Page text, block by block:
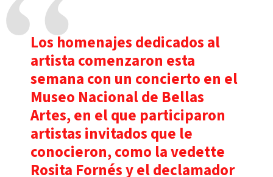
Los homenajes dedicados al
artista comenzaron esta
semana con un concierto en el
Museo Nacional de Bellas
Artes, en el que participaron
artistas invitados que le
conocieron, como la vedette
Rosita Fornés y el declamador